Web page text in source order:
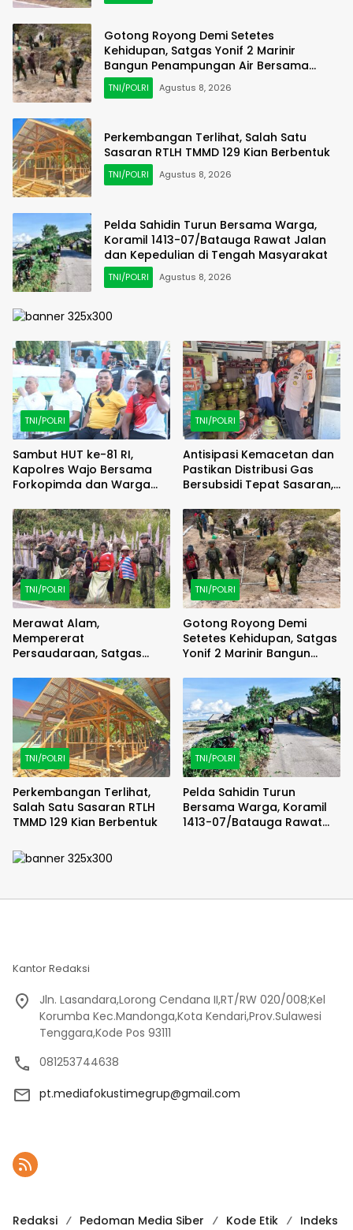
Gotong Royong Demi Setetes
Kehidupan, Satgas Yonif 2 Marinir
Bangun Penampungan Air Bersama
Masyarakat Pasir Putih
TNI/POLRI Agustus 8, 2026
Perkembangan Terlihat, Salah Satu
Sasaran RTLH TMMD 129 Kian Berbentuk
TNI/POLRI Agustus 8, 2026
Pelda Sahidin Turun Bersama Warga,
Koramil 1413-07/Batauga Rawat Jalan
dan Kepedulian di Tengah Masyarakat
TNI/POLRI Agustus 8, 2026
TNI/POLRI
Sambut HUT ke-81 RI,
Kapolres Wajo Bersama
Forkopimda dan Warga
Karung
TNI/POLRI
Antisipasi Kemacetan dan
Pastikan Distribusi Gas
Bersubsidi Tepat Sasaran,
Patroli
TNI/POLRI
Merawat Alam,
Mempererat
Persaudaraan, Satgas
Enarotali Wujudkan Paniai
Bersih, Indonesia Asri
TNI/POLRI
Gotong Royong Demi
Setetes Kehidupan, Satgas
Yonif 2 Marinir Bangun
Masyarakat Pasir Putih
TNI/POLRI
Perkembangan Terlihat,
Salah Satu Sasaran RTLH
TMMD 129 Kian Berbentuk
TNI/POLRI
Pelda Sahidin Turun
Bersama Warga, Koramil
1413-07/Batauga Rawat
Kantor Redaksi
Jln. Lasandara,Lorong Cendana II,RT/RW 020/008;Kel
Korumba Kec.Mandonga,Kota Kendari,Prov.Sulawesi
Tenggara,Kode Pos 93111
081253744638
pt.mediafokustimegrup@gmail.com
Redaksi Pedoman Media Siber Kode Etik Indeks